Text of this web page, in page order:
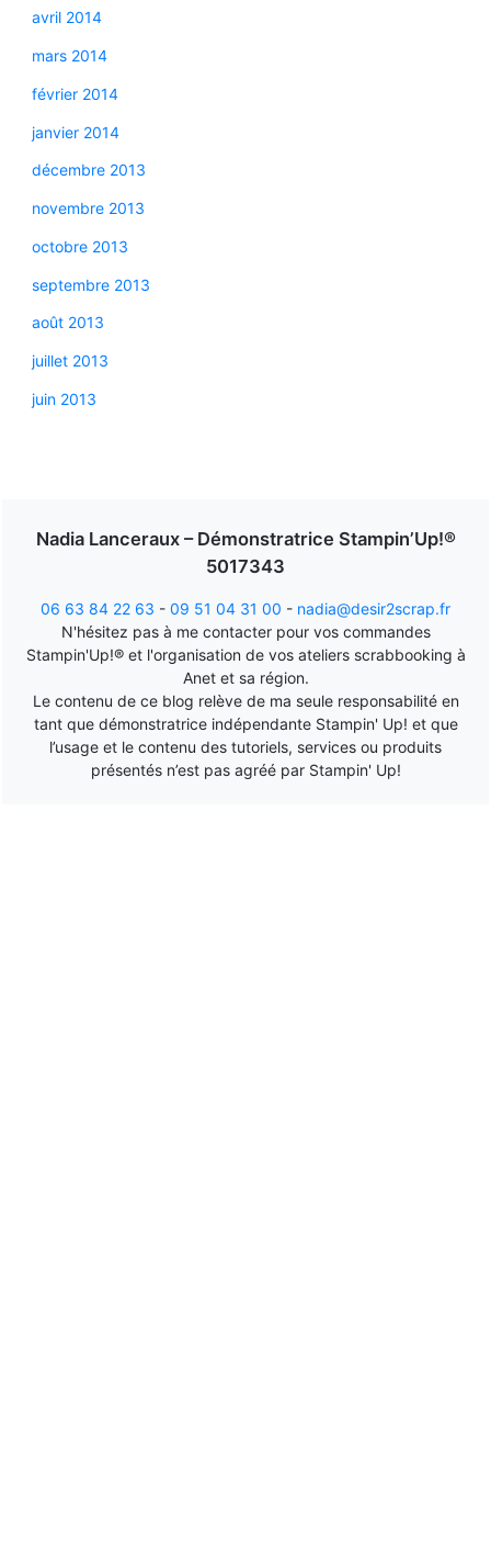
avril 2014
mars 2014
février 2014
janvier 2014
décembre 2013
novembre 2013
octobre 2013
septembre 2013
août 2013
juillet 2013
juin 2013
Nadia Lanceraux – Démonstratrice Stampin’Up!®
5017343
06 63 84 22 63 - 09 51 04 31 00 - nadia@desir2scrap.fr
N'hésitez pas à me contacter pour vos commandes
Stampin'Up!® et l'organisation de vos ateliers scrabbooking à
Anet et sa région.
Le contenu de ce blog relève de ma seule responsabilité en
tant que démonstratrice indépendante Stampin' Up! et que
l’usage et le contenu des tutoriels, services ou produits
présentés n’est pas agréé par Stampin' Up!